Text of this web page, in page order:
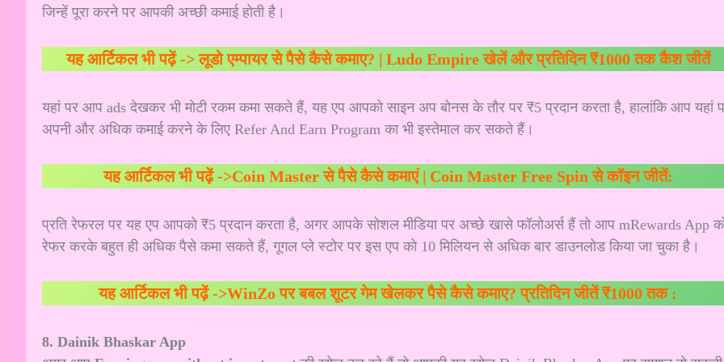
जिन्हें पूरा करने पर आपकी अच्छी कमाई होती है।
यह आर्टिकल भी पढ़ें ->लूडो एम्पायर से पैसे कैसे कमाए? | Ludo Empire खेलें और प्रतिदिन ₹1000 तक कैश जीतें
यहां पर आप ads देखकर भी मोटी रकम कमा सकते हैं, यह एप आपको साइन अप बोनस के तौर पर ₹5 प्रदान करता है, हालांकि आप यहां
अपनी और अधिक कमाई करने के लिए Refer And Earn Program का भी इस्तेमाल कर सकते हैं।
यह आर्टिकल भी पढ़ें ->Coin Master से पैसे कैसे कमाएं | Coin Master Free Spin से कॉइन जीतें:
प्रति रेफरल पर यह एप आपको ₹5 प्रदान करता है, अगर आपके सोशल मीडिया पर अच्छे खासे फॉलोअर्स हैं तो आप mRewards App
रेफर करके बहुत ही अधिक पैसे कमा सकते हैं, गूगल प्ले स्टोर पर इस एप को 10 मिलियन से अधिक बार डाउनलोड किया जा चुका है।
यह आर्टिकल भी पढ़ें ->WinZo पर बबल शूटर गेम खेलकर पैसे कैसे कमाए? प्रतिदिन जीतें ₹1000 तक :
8. Dainik Bhaskar App